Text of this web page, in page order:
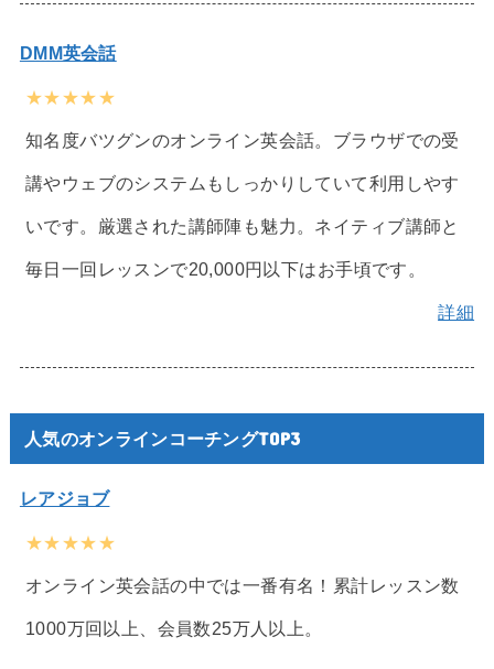
DMM英会話
★★★★★
知名度バツグンのオンライン英会話。ブラウザでの受
講やウェブのシステムもしっかりしていて利用しやす
いです。厳選された講師陣も魅力。ネイティブ講師と
毎日一回レッスンで20,000円以下はお手頃です。
詳細
人気のオンラインコーチングTOP3
レアジョブ
★★★★★
オンライン英会話の中では一番有名！累計レッスン数
1000万回以上、会員数25万人以上。